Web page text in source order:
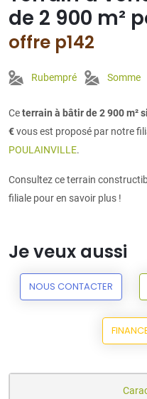
de 2 900 m²
offre p142
Rubempré Somme
Ceterrain à bâtir de 2 900 m²
€vous est proposé par notre
POULAINVILLE.
Consultez ce terrain
filiale pour en savoir plus !
Je veux aussi
NOUS CONTACTER